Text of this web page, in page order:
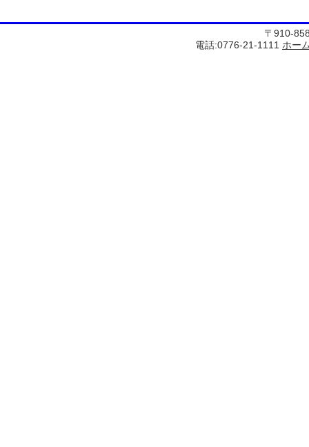
〒910-
電話:0776-21-1111 ホー